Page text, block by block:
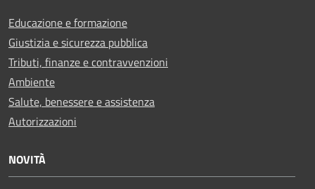
Educazione e formazione
Giustizia e sicurezza pubblica
Tributi, finanze e contravvenzioni
Ambiente
Salute, benessere e assistenza
Autorizzazioni
NOVITÀ